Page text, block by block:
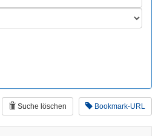
Suche löschen Bookmark-URL